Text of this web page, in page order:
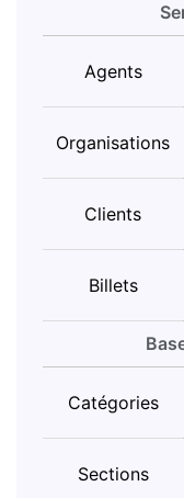
Agents
Organisations
Clients
Billets
Catégories
Sections